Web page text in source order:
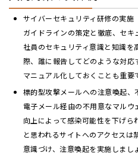
サイバーセキュリティ研修の実施
ガイドラインの策定と徹底、セキ
社員のセキュリティ意識と知識を
際、誰に報告してどのような対
マニュアル化しておくことも重要
標的型攻撃メールへの注意喚起、
電子メール経由の不用意なマル
向上によって感染可能性を下げら
と思われるサイトへのアクセス
意識づけ、注意喚起を実施しまし